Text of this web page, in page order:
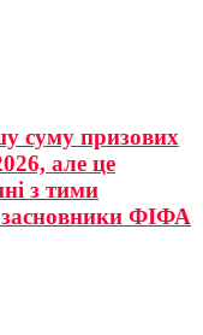
суму призових
але це
з тими
ФІФА